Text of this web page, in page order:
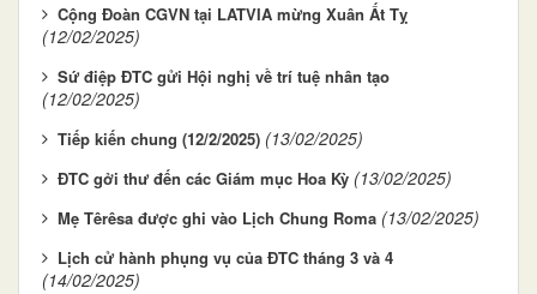
Cộng Đoàn CGVN tại LATVIA mừng Xuân Ất Tỵ
(12/02/2025)
Sứ điệp ĐTC gửi Hội nghị về trí tuệ nhân tạo
(12/02/2025)
Tiếp kiến chung (12/2/2025) (13/02/2025)
ĐTC gởi thư đến các Giám mục Hoa Kỳ (13/02/2025)
Mẹ Têrêsa được ghi vào Lịch Chung Roma (13/02/2025)
Lịch cử hành phụng vụ của ĐTC tháng 3 và 4
(14/02/2025)